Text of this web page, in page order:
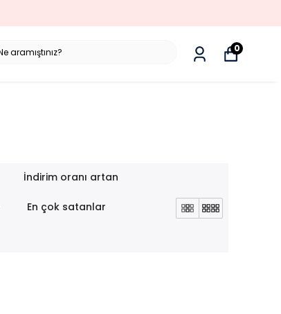
0
İndirim oranı artan
En çok satanlar